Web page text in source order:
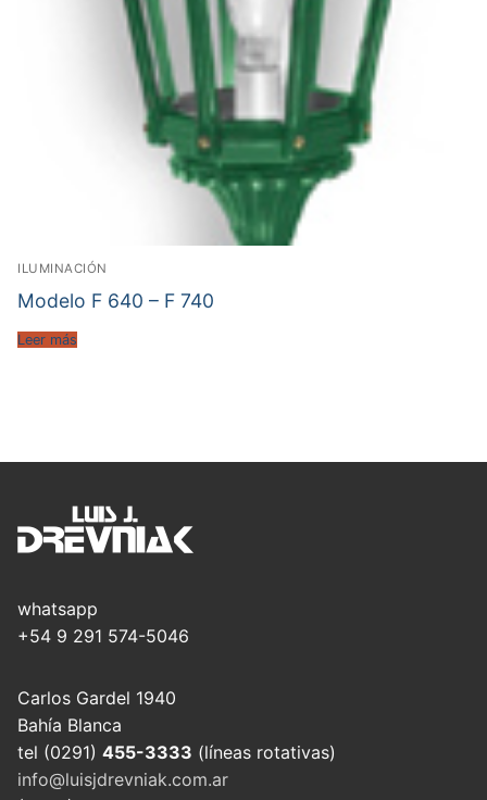
ILUMINACIÓN
Modelo F 640 – F 740
Leer más
whatsapp
+54 9 291 574-5046
Carlos Gardel 1940
Bahía Blanca
tel (0291) 455-3333 (líneas rotativas)
info@luisjdrevniak.com.ar